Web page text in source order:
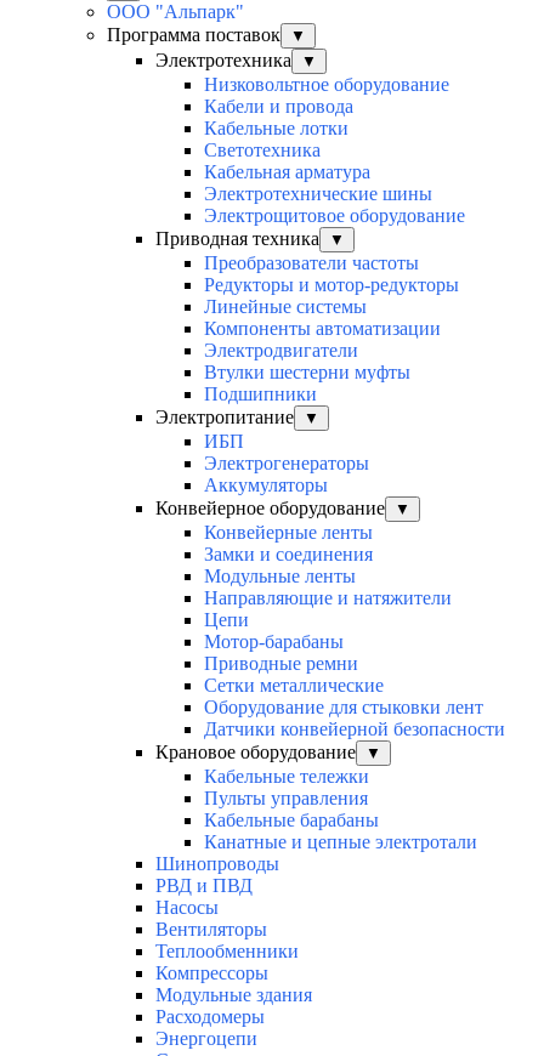
ООО "Альпарк"
Программа поставок
▼
Электротехника ▼
Низковольтное оборудование
Кабели и провода
Кабельные лотки
Светотехника
Кабельная арматура
Электротехнические шины
Электрощитовое оборудование
Приводная техника
▼
Преобразователи частоты
Редукторы и мотор-редукторы
Линейные системы
Компоненты автоматизации
Электродвигатели
Втулки шестерни муфты
Подшипники
Электропитание
▼
ИБП
Электрогенераторы
Аккумуляторы
Конвейерное оборудование
▼
Конвейерные ленты
Замки и соединения
Модульные ленты
Направляющие и натяжители
Цепи
Мотор-барабаны
Приводные ремни
Сетки металлические
Оборудование для стыковки лент
Датчики конвейерной безопасности
Крановое оборудование
▼
Кабельные тележки
Пульты управления
Кабельные барабаны
Канатные и цепные электротали
Шинопроводы
РВД и ПВД
Насосы
Вентиляторы
Теплообменники
Компрессоры
Модульные здания
Расходомеры
Энергоцепи